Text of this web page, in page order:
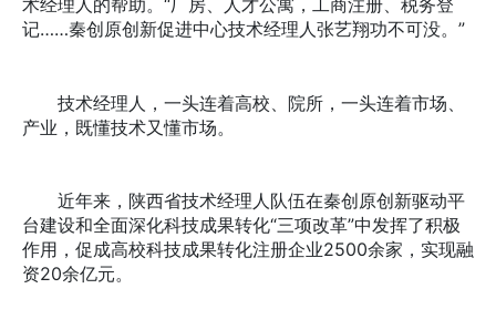
记……秦创原创新促进中心技术经理人张艺翔功不可没。”
技术经理人，一头连着高校、院所，一头连着市场、
产业，既懂技术又懂市场。
近年来，陕西省技术经理人队伍在秦创原创新驱动平
台建设和全面深化科技成果转化“三项改革”中发挥了积极
作用，促成高校科技成果转化注册企业2500余家，实现融
资20余亿元。